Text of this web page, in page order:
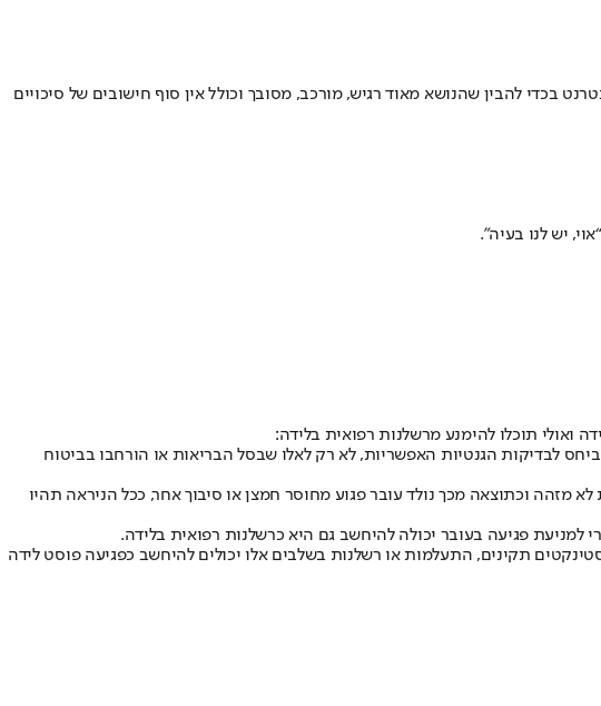
באינטרנט בכדי להבין שהנושא מאוד רגיש, מורכב, מסובך וכולל אין סוף חישובים של סיכויים
יש לנו בעיה”.
לבדיקות הגנטיות האפשריות, לא רק לאלו שבסל הבריאות או הורחבו בביטוח
מזהה וכתוצאה מכך נולד עובר פגוע מחוסר חמצן או סיבוך אחר, ככל הניראה תהיו
פגיעה בעובר יכולה להיחשב גם היא כרשלנות רפואית בלידה.
תקינים, התעלמות או רשלנות בשלבים אלו יכולים להיחשב כפגיעה פוסט לידה